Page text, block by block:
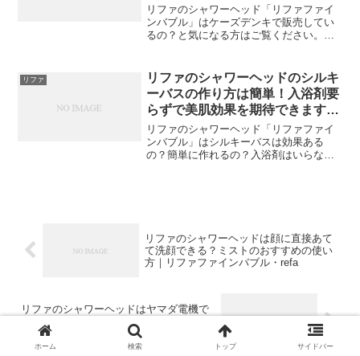
｜リファファインバブル・refa
リファのシャワーヘッド「リファファイ
ンバブル」はケーズデンキで販売してい
るの？と気になる方はご覧ください。こ
実に買えるおすすめの販売店をご紹介し
ます。
リファ
リファのシャワーヘッドのシルキ
ーバスの作り方は簡単！入浴剤要
らずで美肌効果を期待できます｜
リファファインバブル・refa
リファのシャワーヘッド「リファファイ
ンバブル」はシルキーバスは効果ある
の？簡単に作れるの？入浴剤はいらない
リファのシャワーヘッドは顔に直接あて
て洗顔できる？ミストのおすすめの使い
方｜リファファインバブル・refa
リファのシャワーヘッドはヤマダ電機で
ル・refa
ホーム 検索 トップ サイドバー